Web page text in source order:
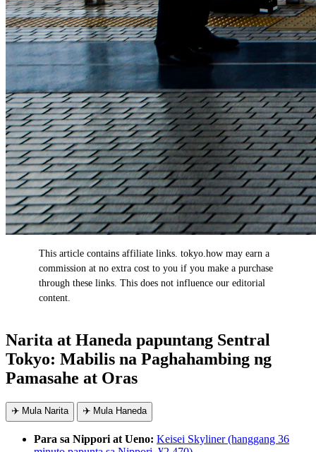
This article contains affiliate links. tokyo.how may earn a
commission at no extra cost to you if you make a purchase
through these links. This does not influence our editorial
content.
Narita at Haneda papuntang Sentral
Tokyo: Mabilis na Paghahambing ng
Pamasahe at Oras
✈️ Mula Narita ✈️ Mula Haneda
Para sa Nippori at Ueno: Keisei Skyliner (hanggang 36